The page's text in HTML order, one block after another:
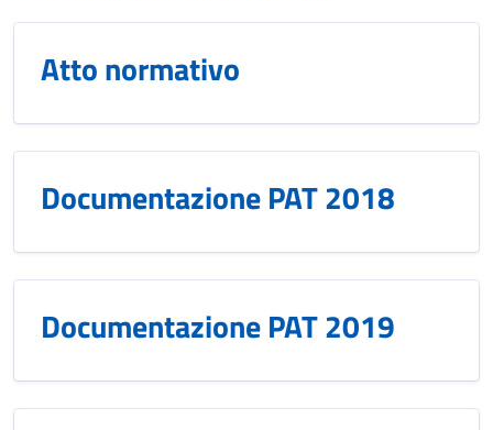
Atto normativo
Documentazione PAT 2018
Documentazione PAT 2019